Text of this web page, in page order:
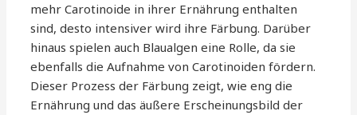
mehr Carotinoide in ihrer Ernährung enthalten
sind, desto intensiver wird ihre Färbung. Darüber
hinaus spielen auch Blaualgen eine Rolle, da sie
ebenfalls die Aufnahme von Carotinoiden fördern.
Dieser Prozess der Färbung zeigt, wie eng die
Ernährung und das äußere Erscheinungsbild der